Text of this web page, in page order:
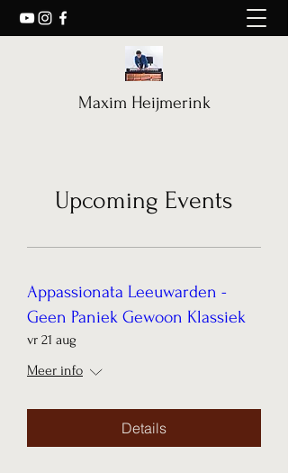
Maxim Heijmerink
Upcoming Events
Appassionata Leeuwarden -
Geen Paniek Gewoon Klassiek
vr 21 aug
Meer info
Details